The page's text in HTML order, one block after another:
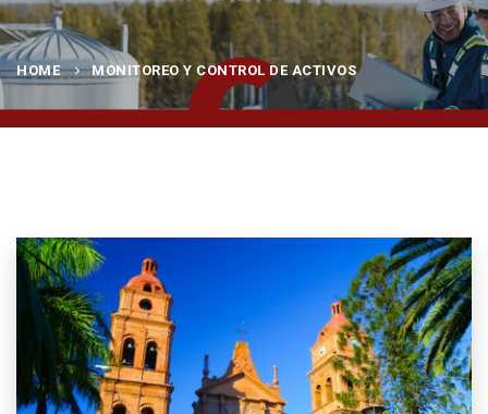
HOME MONITOREO Y CONTROL DE ACTIVOS